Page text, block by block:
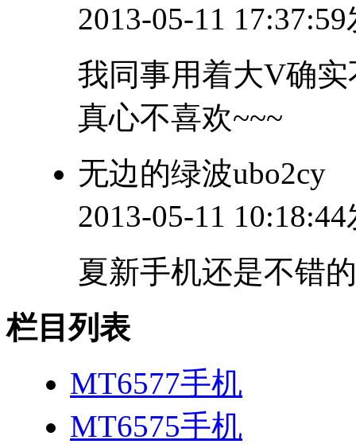
2013-05-11
我同事用着大V确
真心不喜欢~~~
无边的绿波ubo2cy
2013-05-11
夏新手机还是不错
栏目列表
MT6577手机
MT6575手机